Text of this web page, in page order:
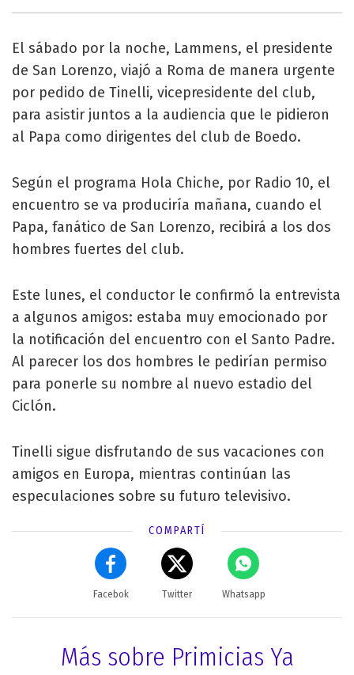
El sábado por la noche, Lammens, el presidente
de San Lorenzo, viajó a Roma de manera urgente
por pedido de Tinelli, vicepresidente del club,
para asistir juntos a la audiencia que le pidieron
al Papa como dirigentes del club de Boedo.
Según el programa Hola Chiche, por Radio 10, el
encuentro se va produciría mañana, cuando el
Papa, fanático de San Lorenzo, recibirá a los dos
hombres fuertes del club.
Este lunes, el conductor le confirmó la entrevista
a algunos amigos: estaba muy emocionado por
la notificación del encuentro con el Santo Padre.
Al parecer los dos hombres le pedirían permiso
para ponerle su nombre al nuevo estadio del
Ciclón.
Tinelli sigue disfrutando de sus vacaciones con
amigos en Europa, mientras continúan las
especulaciones sobre su futuro televisivo.
COMPARTÍ
Facebok Twitter Whatsapp
Más sobre Primicias Ya